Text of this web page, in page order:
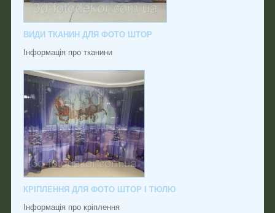
ВИДИ ТКАНИН ДЛЯ ФОТО ШТОР
Інформація про тканини
КРІПЛЕННЯ ДЛЯ ФОТО ШТОР І ТЮЛЮ
Інформація про кріплення